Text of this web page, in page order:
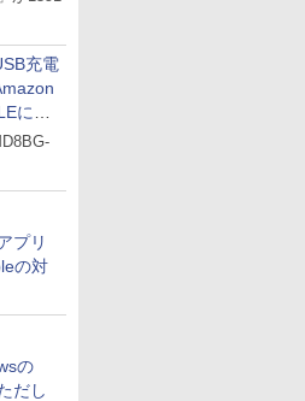
充電
に登
プリ
の対
の
だし